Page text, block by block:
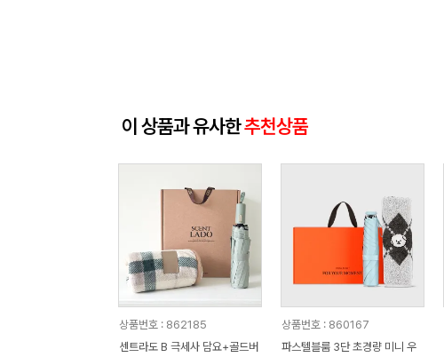
이 상품과 유사한추천상품
상품번호 : 862185
센트라도 B 극세사 담요+골드버
상품번호 : 860167
파스텔블룸 3단 초경량 미니 우